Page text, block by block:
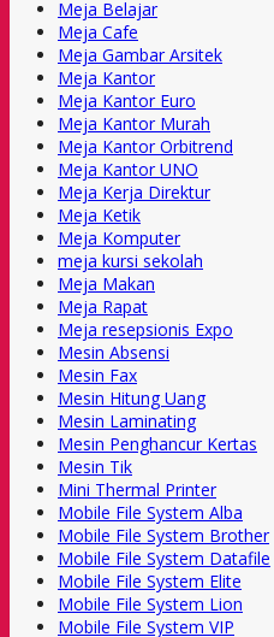
Meja Belajar
Meja Cafe
Meja Gambar Arsitek
Meja Kantor
Meja Kantor Euro
Meja Kantor Murah
Meja Kantor Orbitrend
Meja Kantor UNO
Meja Kerja Direktur
Meja Ketik
Meja Komputer
meja kursi sekolah
Meja Makan
Meja Rapat
Meja resepsionis Expo
Mesin Absensi
Mesin Fax
Mesin Hitung Uang
Mesin Laminating
Mesin Penghancur Kertas
Mesin Tik
Mini Thermal Printer
Mobile File System Alba
Mobile File System Brother
Mobile File System Datafile
Mobile File System Elite
Mobile File System Lion
Mobile File System VIP